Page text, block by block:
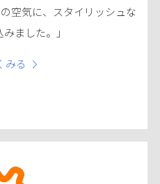
空気に、スタイリッシュな
ました。」
みる